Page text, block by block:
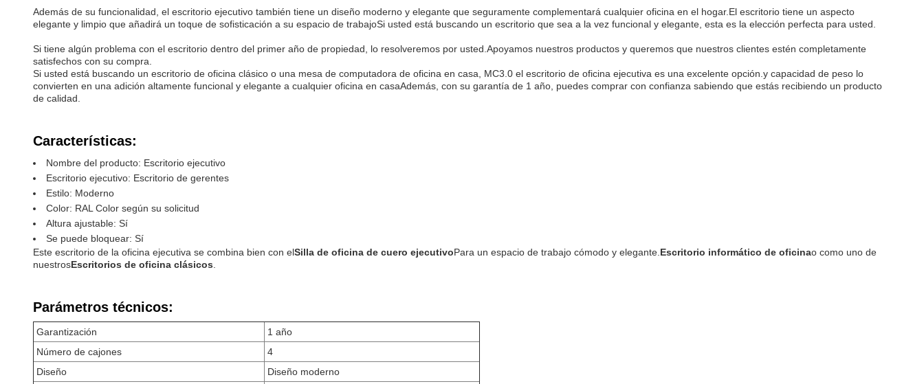
Además de su funcionalidad, el escritorio ejecutivo también tiene un diseño moderno y elegante que seguramente complementará cualquier oficina en el hogar.El escritorio tiene un aspecto
elegante y limpio que añadirá un toque de sofisticación a su espacio de trabajoSi usted está buscando un escritorio que sea a la vez funcional y elegante, esta es la elección perfecta para usted.
Si tiene algún problema con el escritorio dentro del primer año de propiedad, lo resolveremos por usted.Apoyamos nuestros productos y queremos que nuestros clientes estén completamente
satisfechos con su compra.
Si usted está buscando un escritorio de oficina clásico o una mesa de computadora de oficina en casa, MC3.0 el escritorio de oficina ejecutiva es una excelente opción.y capacidad de peso lo
convierten en una adición altamente funcional y elegante a cualquier oficina en casaAdemás, con su garantía de 1 año, puedes comprar con confianza sabiendo que estás recibiendo un producto
de calidad.
Características:
Nombre del producto: Escritorio ejecutivo
Escritorio ejecutivo: Escritorio de gerentes
Estilo: Moderno
Color: RAL Color según su solicitud
Altura ajustable: Sí
Se puede bloquear: Sí
Este escritorio de la oficina ejecutiva se combina bien con elSilla de oficina de cuero ejecutivoPara un espacio de trabajo cómodo y elegante. Escritorio informático de oficinao como uno de
nuestrosEscritorios de oficina clásicos
Parámetros técnicos:
Garantización
1 año
Número de cajones
4
Diseño
Diseño moderno